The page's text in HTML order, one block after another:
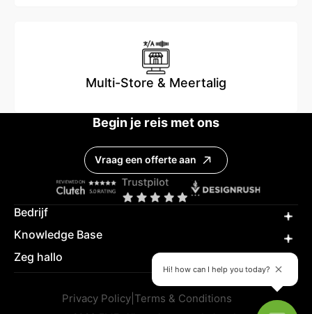
Multi-Store & Meertalig
Begin je reis met ons
Vraag een offerte aan
Bedrijf
Knowledge Base
Zeg hallo
Hi! how can I help you today?
Privacy Policy Terms & Conditions